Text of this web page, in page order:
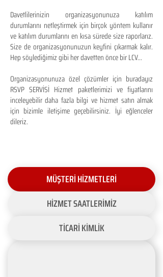
Davetlilerinizin organizasyonunuza katılım
durumlarını netleştirmek için birçok yöntem kullanır
ve katılım durumlarını en kısa sürede size raporlarız.
Size de organizasyonunuzun keyfini çıkarmak kalır.
Hep söylediğimiz gibi her davetten önce bir LCV...
Organizasyonunuza özel çözümler için buradayız
RSVP SERVİSİ Hizmet paketlerimizi ve fiyatlarını
inceleyebilir daha fazla bilgi ve hizmet satın almak
için bizimle iletişime geçebilirsiniz. İyi eğlenceler
dileriz.
MÜŞTERİ HİZMETLERİ
HİZMET SAATLERİMİZ
TİCARİ KİMLİK